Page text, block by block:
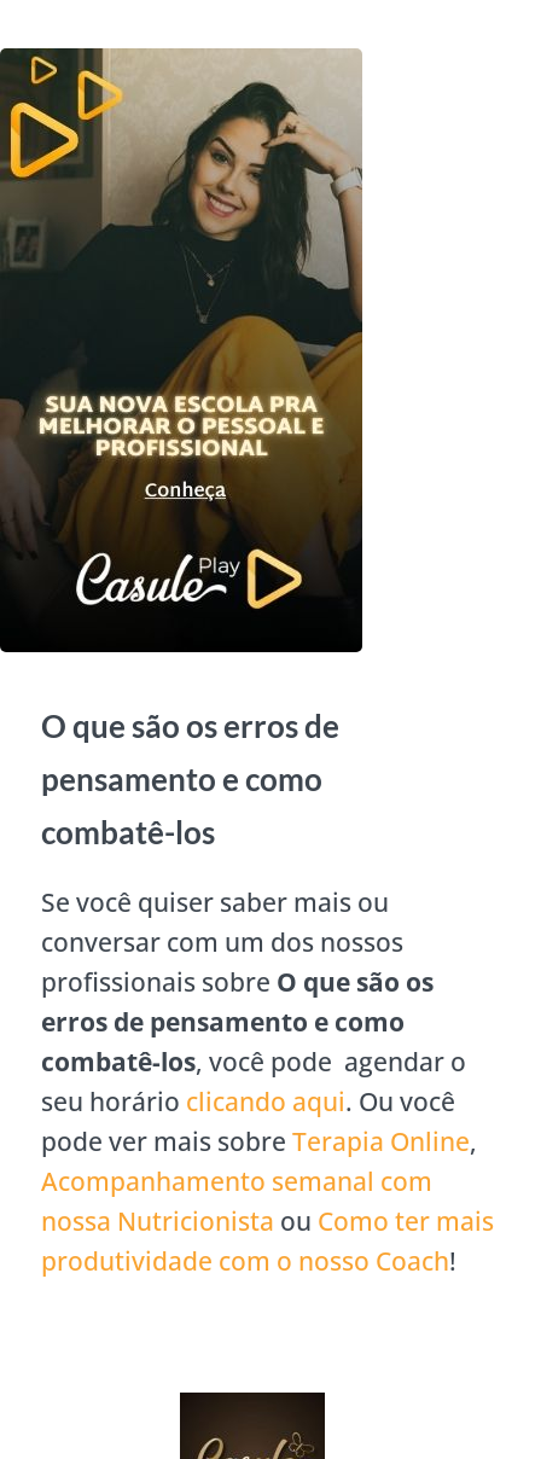
O que são os erros de
pensamento e como
combatê-los
Se você quiser saber mais ou
conversar com um dos nossos
profissionais sobre O que são os
erros de pensamento e como
combatê-los, você pode agendar o
seu horário clicando aqui. Ou você
pode ver mais sobre Terapia Online,
Acompanhamento semanal com
nossa Nutricionista ou Como ter mais
produtividade com o nosso Coach!